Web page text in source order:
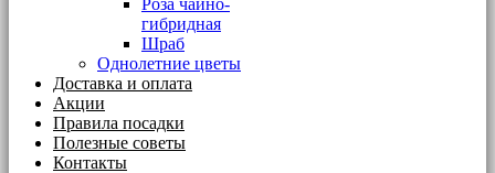
Роза чайно-
гибридная
Шраб
Однолетние цветы
Доставка и оплата
Акции
Правила посадки
Полезные советы
Контакты